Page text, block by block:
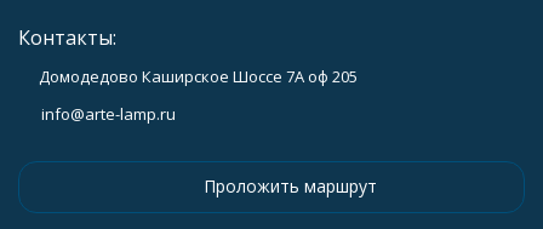
Контакты:
Домодедово Каширское Шоссе 7А оф 205
info@arte-lamp.ru
Проложить маршрут